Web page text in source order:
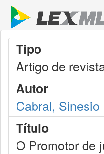
Tipo
Artigo de
Autor
Cabral, Sinesio
Título
O Promotor de